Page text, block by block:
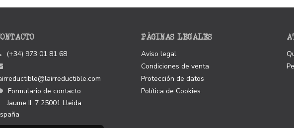
(+34) 973 01 81 68
Formulario de contacto
Jaume II, 7 25001 Lleida
PÁGINAS LEGALES
Aviso legal
Condiciones de venta
Protección de datos
Política de Cookies